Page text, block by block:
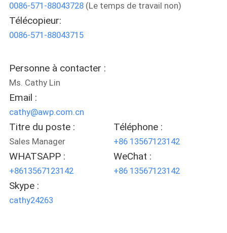
CONTRÔLE
DE
CONTACTEZ-
NOUS
DEMANDEZ
UNE
CITATION
PLAN
0086-571-88043728(Le temps de travail non)
Télécopieur:
0086-571-88043715
Personne à contacter :
Ms. Cathy Lin
Email :
cathy@awp.com.cn
Titre du poste :
Sales Manager
Téléphone :
+86 13567123142
WHATSAPP :
+8613567123142
WeChat :
+86 13567123142
Skype :
cathy24263